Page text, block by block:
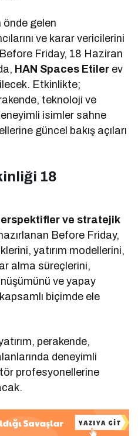
gelen
ve karar vericilerini
Friday, 18 Haziran
HAN Spaces Etiler ev
Etkinlikte;
teknoloji ve
isimler sahne
güncel bakış açıları
18
ve stratejik
Before Friday,
yatırım modellerini,
alma süreçlerini,
ve yapay
biçimde ele
perakende,
deneyimli
profesyonellerine